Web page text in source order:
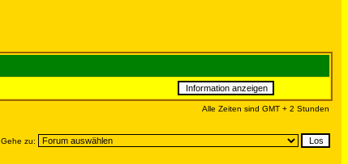
Alle Zeiten sind GMT + 2 Stunden
Gehe zu: